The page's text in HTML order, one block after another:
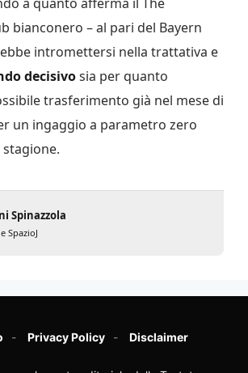
a quanto afferma il The
bianconero – al pari del Bayern
intromettersi nella trattativa e
decisivosia per quanto
trasferimento già nel mese di
un ingaggio a parametro zero
Spinazzola
SpazioJ
Privacy Policy Disclaimer